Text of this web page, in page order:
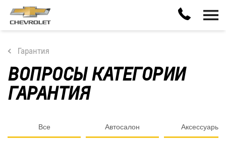
Гарантия
ВОПРОСЫ КАТЕГОРИИ
ГАРАНТИЯ
Все Автосалон Аксессуары